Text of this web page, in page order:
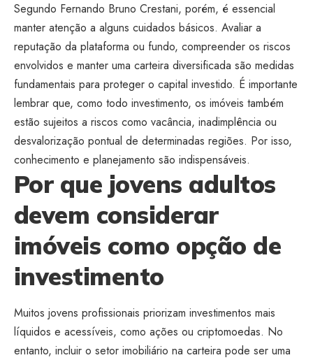
Segundo Fernando Bruno Crestani, porém, é essencial
manter atenção a alguns cuidados básicos. Avaliar a
reputação da plataforma ou fundo, compreender os riscos
envolvidos e manter uma carteira diversificada são medidas
fundamentais para proteger o capital investido. É importante
lembrar que, como todo investimento, os imóveis também
estão sujeitos a riscos como vacância, inadimplência ou
desvalorização pontual de determinadas regiões. Por isso,
conhecimento e planejamento são indispensáveis.
Por que jovens adultos
devem considerar
imóveis como opção de
investimento
Muitos jovens profissionais priorizam investimentos mais
líquidos e acessíveis, como ações ou criptomoedas. No
entanto, incluir o setor imobiliário na carteira pode ser uma